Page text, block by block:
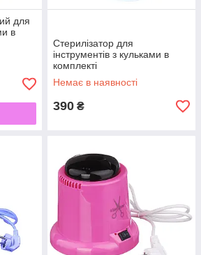
для
в
Стерилізатор для
інструментів з кульками в
комплекті
Немає в наявності
390 ₴